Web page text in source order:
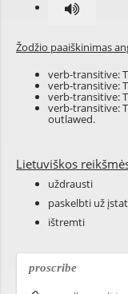
Žodžio paaiškinimas
verb-transitive:
verb-transitive:
verb-transitive:
verb-transitive:
outlawed.
Lietuviškos
uždrausti
paskelbti už
ištremti
proscribe